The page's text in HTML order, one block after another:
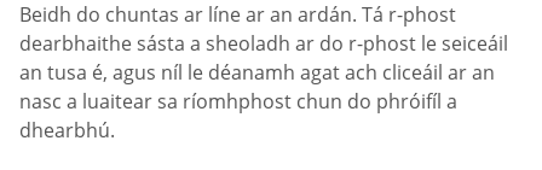
Beidh do chuntas ar líne ar an ardán. Tá r-phost
dearbhaithe sásta a sheoladh ar do r-phost le seiceáil
an tusa é, agus níl le déanamh agat ach cliceáil ar an
nasc a luaitear sa ríomhphost chun do phróifíl a
dhearbhú.